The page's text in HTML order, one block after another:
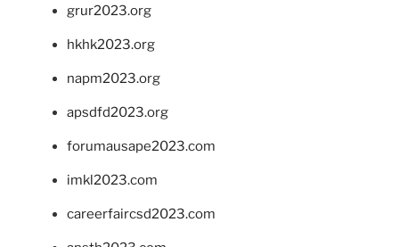
grur2023.org
hkhk2023.org
napm2023.org
apsdfd2023.org
forumausape2023.com
imkl2023.com
careerfaircsd2023.com